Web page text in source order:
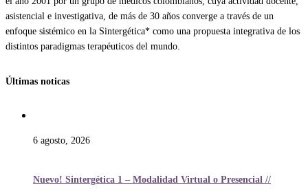
asistencial e investigativa, de más de 30 años converge a través de un
enfoque sistémico en la Sintergética* como una propuesta integrativa de los
distintos paradigmas terapéuticos del mundo.
Últimas noticas
6 agosto, 2026
Nuevo! Sintergética 1 – Modalidad Virtual o Presencial //